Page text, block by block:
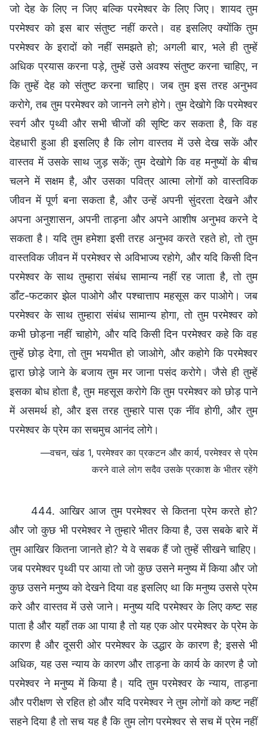
जो देह के लिए न जिए बल्कि परमेश्वर के लिए जिए। शायद तुम
परमेश्वर को इस बार संतुष्ट नहीं करते। वह इसलिए क्योंकि तुम
परमेश्वर के इरादों को नहीं समझते हो; अगली बार, भले ही तुम्हें
अधिक प्रयास करना पड़े, तुम्हें उसे अवश्य संतुष्ट करना चाहिए, न
कि तुम्हें देह को संतुष्ट करना चाहिए। जब तुम इस तरह अनुभव
करोगे, तब तुम परमेश्वर को जानने लगे होगे। तुम देखोगे कि परमेश्वर
स्वर्ग और पृथ्वी और सभी चीजों की सृष्टि कर सकता है, कि वह
देहधारी हुआ ही इसलिए है कि लोग वास्तव में उसे देख सकें और
वास्तव में उसके साथ जुड़ सकें; तुम देखोगे कि वह मनुष्यों के बीच
चलने में सक्षम है, और उसका पवित्र आत्मा लोगों को वास्तविक
जीवन में पूर्ण बना सकता है, और उन्हें अपनी सुंदरता देखने और
अपना अनुशासन, अपनी ताड़ना और अपने आशीष अनुभव करने दे
सकता है। यदि तुम हमेशा इसी तरह अनुभव करते रहते हो, तो तुम
वास्तविक जीवन में परमेश्वर से अविभाज्य रहोगे, और यदि किसी दिन
परमेश्वर के साथ तुम्हारा संबंध सामान्य नहीं रह जाता है, तो तुम
डाँट-फटकार झेल पाओगे और पश्चात्ताप महसूस कर पाओगे। जब
परमेश्वर के साथ तुम्हारा संबंध सामान्य होगा, तो तुम परमेश्वर को
कभी छोड़ना नहीं चाहोगे, और यदि किसी दिन परमेश्वर कहे कि वह
तुम्हें छोड़ देगा, तो तुम भयभीत हो जाओगे, और कहोगे कि परमेश्वर
द्वारा छोड़े जाने के बजाय तुम मर जाना पसंद करोगे। जैसे ही तुम्हें
इसका बोध होता है, तुम महसूस करोगे कि तुम परमेश्वर को छोड़ पाने
में असमर्थ हो, और इस तरह तुम्हारे पास एक नींव होगी, और तुम
परमेश्वर के प्रेम का सचमुच आनंद लोगे।
—वचन, खंड 1, परमेश्वर का प्रकटन और कार्य, परमेश्वर से प्रेम
करने वाले लोग सदैव उसके प्रकाश के भीतर रहेंगे
444. आखिर आज तुम परमेश्वर से कितना प्रेम करते हो?
और जो कुछ भी परमेश्वर ने तुम्हारे भीतर किया है, उस सबके बारे में
तुम आखिर कितना जानते हो? ये वे सबक हैं जो तुम्हें सीखने चाहिए।
जब परमेश्वर पृथ्वी पर आया तो जो कुछ उसने मनुष्य में किया और जो
कुछ उसने मनुष्य को देखने दिया वह इसलिए था कि मनुष्य उससे प्रेम
करे और वास्तव में उसे जाने। मनुष्य यदि परमेश्वर के लिए कष्ट सह
पाता है और यहाँ तक आ पाया है तो यह एक ओर परमेश्वर के प्रेम के
कारण है और दूसरी ओर परमेश्वर के उद्धार के कारण है; इससे भी
अधिक, यह उस न्याय के कारण और ताड़ना के कार्य के कारण है जो
परमेश्वर ने मनुष्य में किया है। यदि तुम परमेश्वर के न्याय, ताड़ना
और परीक्षण से रहित हो और यदि परमेश्वर ने तुम लोगों को कष्ट नहीं
सहने दिया है तो सच यह है कि तुम लोग परमेश्वर से सच में प्रेम नहीं